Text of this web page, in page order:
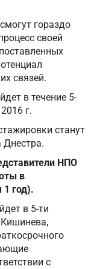
гораздо
своей
связей.
в течение 5-
г.
станут
Днестра.
НПО
в
год).
в 5-ти
Кишинева,
с